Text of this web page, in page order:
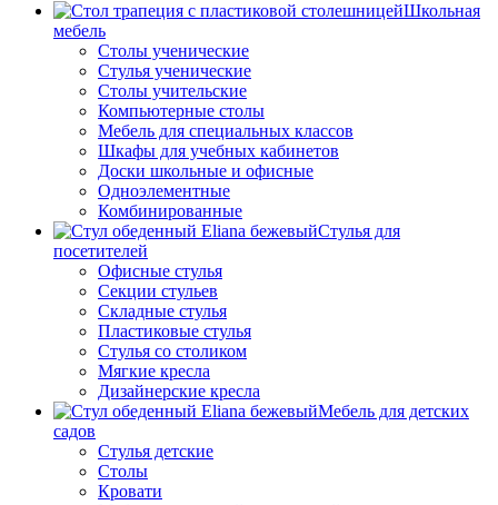
Школьная
мебель
Столы ученические
Стулья ученические
Столы учительские
Компьютерные столы
Мебель для специальных классов
Шкафы для учебных кабинетов
Доски школьные и офисные
Одноэлементные
Комбинированные
Стулья для
посетителей
Офисные стулья
Секции стульев
Складные стулья
Пластиковые стулья
Стулья со столиком
Мягкие кресла
Дизайнерские кресла
Мебель для детских
садов
Стулья детские
Столы
Кровати